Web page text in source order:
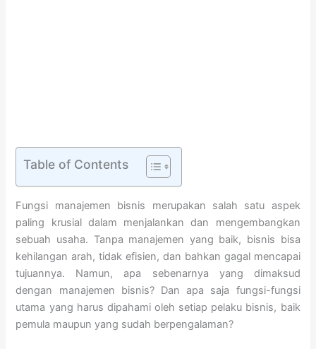
Table of Contents
Fungsi manajemen bisnis merupakan salah satu aspek
paling krusial dalam menjalankan dan mengembangkan
sebuah usaha. Tanpa manajemen yang baik, bisnis bisa
kehilangan arah, tidak efisien, dan bahkan gagal mencapai
tujuannya. Namun, apa sebenarnya yang dimaksud
dengan manajemen bisnis? Dan apa saja fungsi-fungsi
utama yang harus dipahami oleh setiap pelaku bisnis, baik
pemula maupun yang sudah berpengalaman?